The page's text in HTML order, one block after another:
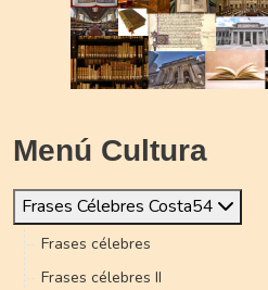
Menú Cultura
Frases Célebres Costa54
Frases célebres
Frases célebres II